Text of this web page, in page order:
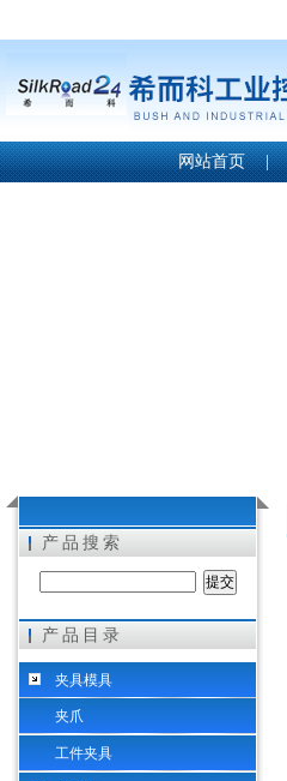
希而科工业控制设备（上海）有限公司
网站首页 |
产品搜索
产品目录
夹具模具
夹爪
工件夹具